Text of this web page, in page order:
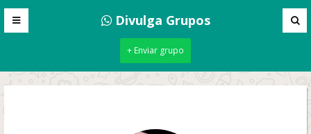
Divulga Grupos
+ Enviar grupo